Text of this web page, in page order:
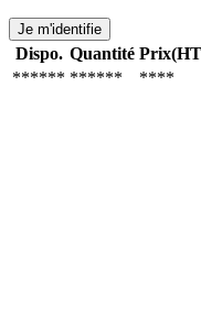
Je m'identifie
Dispo. Quantité
****** ****** ****